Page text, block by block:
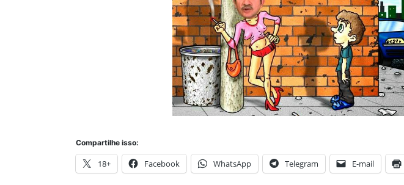
Compartilhe isso:
18+ Facebook WhatsApp Telegram E-mail